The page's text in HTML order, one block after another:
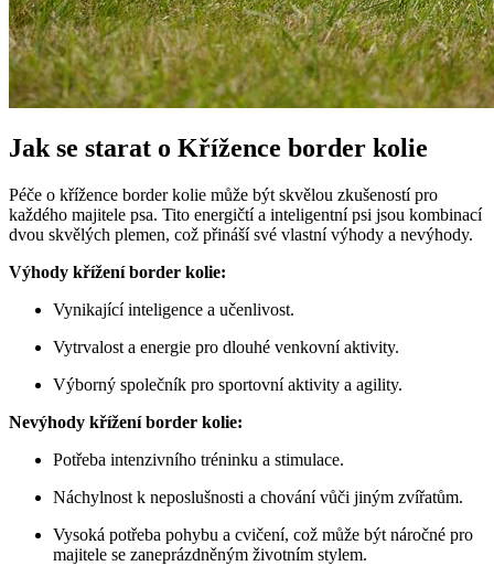
Jak se starat o Křížence border kolie
Péče o křížence border kolie může být skvělou zkušeností pro
každého majitele psa. Tito energičtí a inteligentní psi jsou kombinací
dvou skvělých plemen, což přináší své vlastní výhody a nevýhody.
Výhody křížení border kolie:
Vynikající inteligence a učenlivost.
Vytrvalost a energie pro dlouhé venkovní aktivity.
Výborný společník pro sportovní aktivity a agility.
Nevýhody křížení border kolie:
Potřeba intenzivního tréninku a stimulace.
Náchylnost k neposlušnosti a chování vůči jiným zvířatům.
Vysoká potřeba pohybu a cvičení, což může být náročné pro
majitele se zaneprázdněným životním stylem.